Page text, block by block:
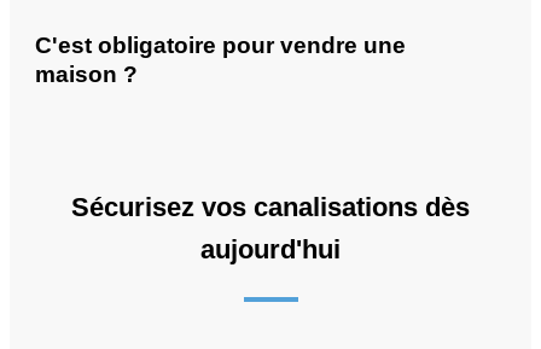
C'est obligatoire pour vendre une
maison ?
Sécurisez vos canalisations dès
aujourd'hui